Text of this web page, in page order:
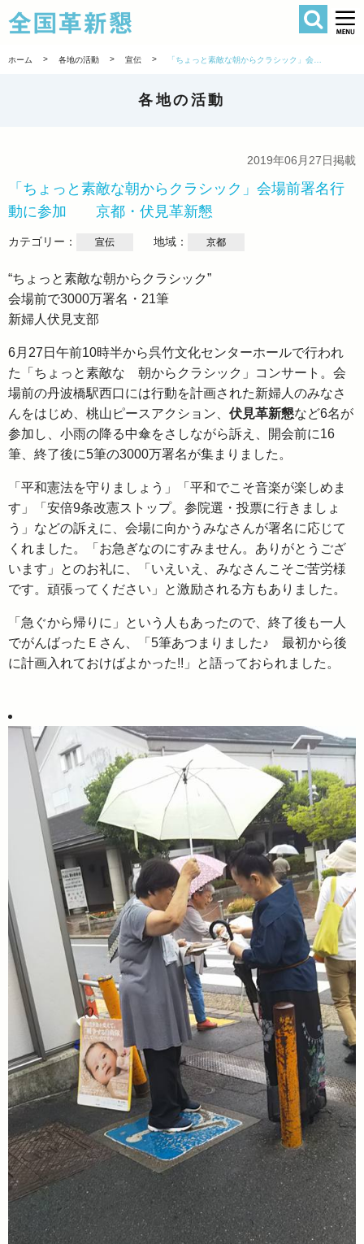
全国革新懇
検索
ホーム > 各地の活動 > 宣伝 >
各地の活動
2019年06月27日掲載
「ちょっと素敵な朝からクラシック」会場前署名行
動に参加 京都・伏見革新懇
カテゴリー： 宣伝 地域： 京都
“ちょっと素敵な朝からクラシック”
会場前で3000万署名・21筆
新婦人伏見支部
6月27日午前10時半から呉竹文化センターホールで行われ
た「ちょっと素敵な 朝からクラシック」コンサート。会
場前の丹波橋駅西口には行動を計画された新婦人のみなさ
んをはじめ、桃山ピースアクション、 伏見革新懇など6名が
参加し、小雨の降る中傘をさしながら訴え、開会前に16
筆、終了後に5筆の3000万署名が集まりました。
「平和憲法を守りましょう」「平和でこそ音楽が楽しめま
す」「安倍9条改憲ストップ。参院選・投票に行きましょ
う」などの訴えに、会場に向かうみなさんが署名に応じて
くれました。「お急ぎなのにすみません。ありがとうござ
います」とのお礼に、「いえいえ、みなさんこそご苦労様
です。頑張ってください」と激励される方もありました。
「急ぐから帰りに」という人もあったので、終了後も一人
でがんばったＥさん、「5筆あつまりました♪ 最初から後
に計画入れておけばよかった!!」と語っておられました。